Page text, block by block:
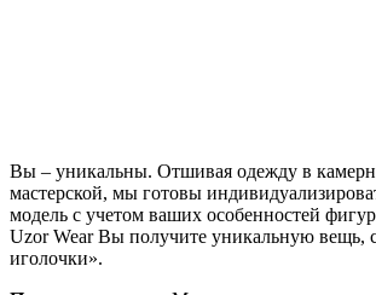
Вы – уникальны. Отшивая одежду в
мастерской, мы готовы
модель с учетом ваших особенностей
Uzor Wear Вы получите уникальную вещь,
иголочки».